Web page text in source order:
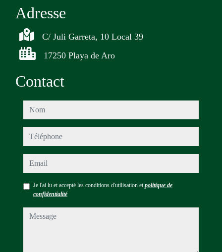
Adresse
C/ Juli Garreta, 10 Local 39
17250 Playa de Aro
Contact
nom
téléphone
email
Je l'ai lu et accepté les conditions d'utilisation etpolitique de
confidentialité
message